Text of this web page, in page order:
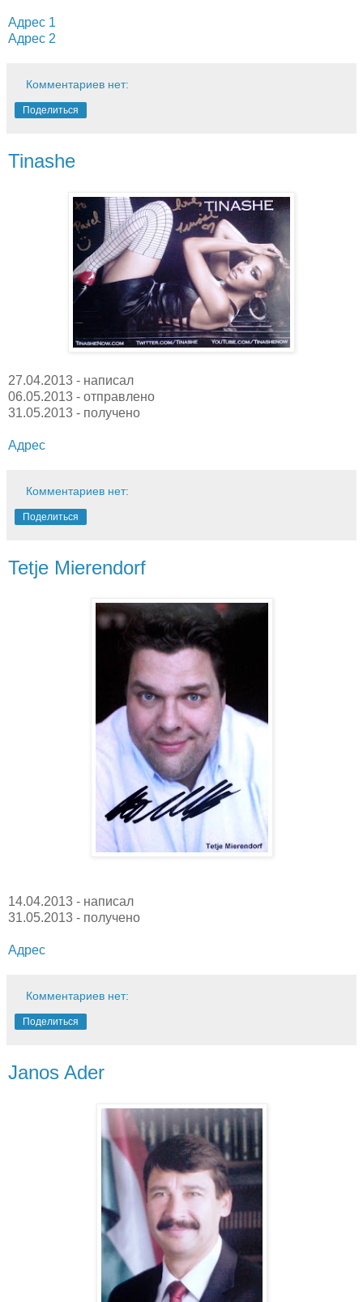
Адрес 1
Адрес 2
Комментариев нет:
Поделиться
Tinashe
27.04.2013 - написал
06.05.2013 - отправлено
31.05.2013 - получено
Адрес
Комментариев нет:
Поделиться
Tetje Mierendorf
14.04.2013 - написал
31.05.2013 - получено
Адрес
Комментариев нет:
Поделиться
Janos Ader